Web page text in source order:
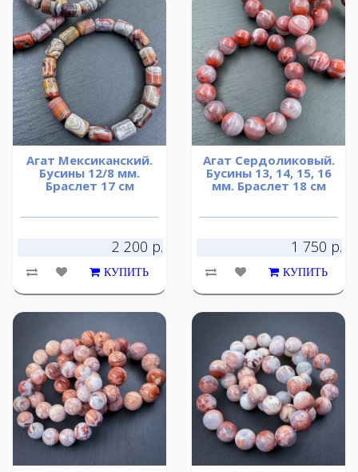
Агат Мексиканский.
Бусины 12/8 мм.
Браслет 17 см
2 200 р.
КУПИТЬ
Агат Сердоликовый.
Бусины 13, 14, 15, 16
мм. Браслет 18 см
1 750 р.
КУПИТЬ